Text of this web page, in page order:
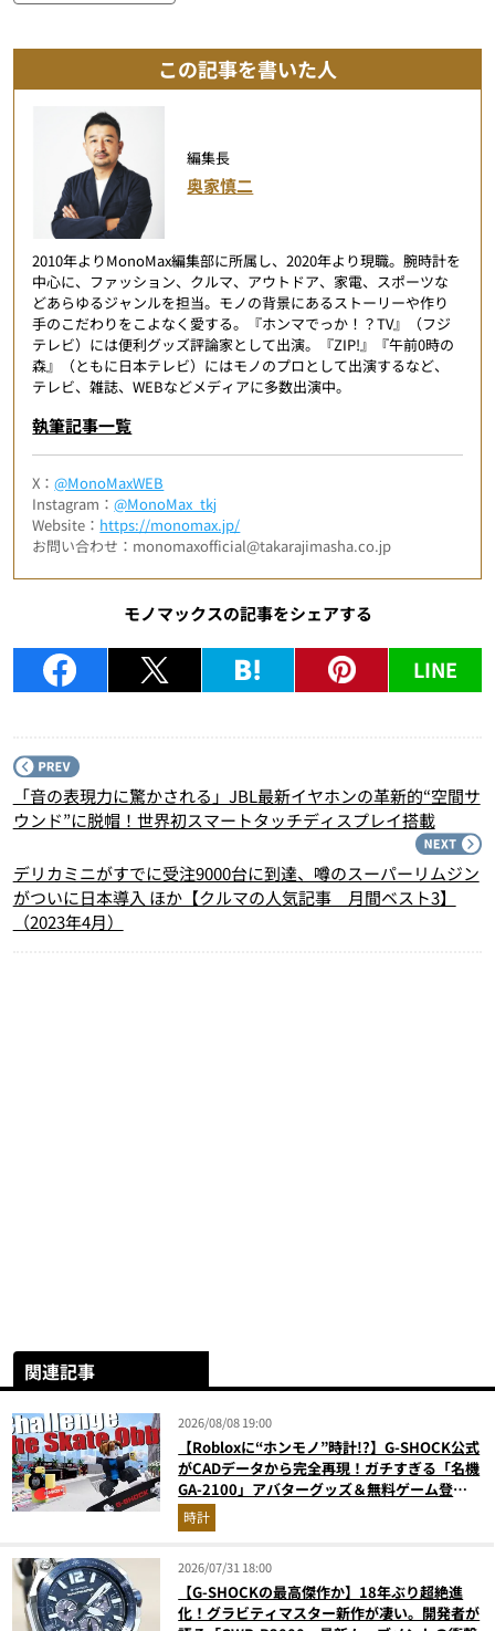
この記事を書いた人
編集長
奥家慎二
2010年よりMonoMax編集部に所属し、2020年より現職。腕時計を
中心に、ファッション、クルマ、アウトドア、家電、スポーツな
どあらゆるジャンルを担当。モノの背景にあるストーリーや作り
手のこだわりをこよなく愛する。『ホンマでっか！？TV』（フジ
テレビ）には便利グッズ評論家として出演。『ZIP!』『午前0時の
森』（ともに日本テレビ）にはモノのプロとして出演するなど、
テレビ、雑誌、WEBなどメディアに多数出演中。
執筆記事一覧
X：@MonoMaxWEB
Instagram：@MonoMax_tkj
Website： https://monomax.jp/
お問い合わせ：monomaxofficial@takarajimasha.co.jp
モノマックスの記事をシェアする
LINE
「音の表現力に驚かされる」JBL最新イヤホンの革新的“空間サ
ウンド”に脱帽！世界初スマートタッチディスプレイ搭載
デリカミニがすでに受注9000台に到達、噂のスーパーリムジン
がついに日本導入 ほか【クルマの人気記事 月間ベスト3】
（2023年4月）
関連記事
2026/08/08 19:00
【Robloxに“ホンモノ”時計!?】G-SHOCK公式
がCADデータから完全再現！ガチすぎる「名機
GA-2100」アバターグッズ＆無料ゲーム登場
が見逃せない
時計
2026/07/31 18:00
【G-SHOCKの最高傑作か】18年ぶり超絶進
化！グラビティマスター新作が凄い。開発者が